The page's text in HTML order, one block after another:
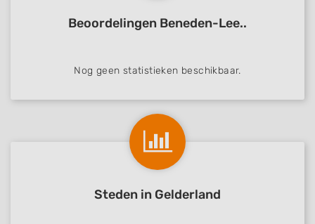
Beoordelingen Beneden-Lee..
Nog geen statistieken beschikbaar.
Steden in Gelderland